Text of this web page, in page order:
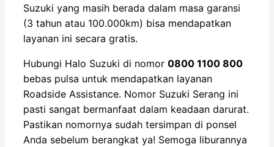
Suzuki yang masih berada dalam masa garansi
(3 tahun atau 100.000km) bisa mendapatkan
layanan ini secara gratis.
Hubungi Halo Suzuki di nomor 0800 1100 800
bebas pulsa untuk mendapatkan layanan
Roadside Assistance. Nomor Suzuki Serang ini
pasti sangat bermanfaat dalam keadaan darurat.
Pastikan nomornya sudah tersimpan di ponsel
Anda sebelum berangkat ya! Semoga liburannya